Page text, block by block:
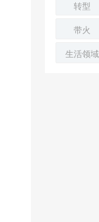
转型
带火
生活领域